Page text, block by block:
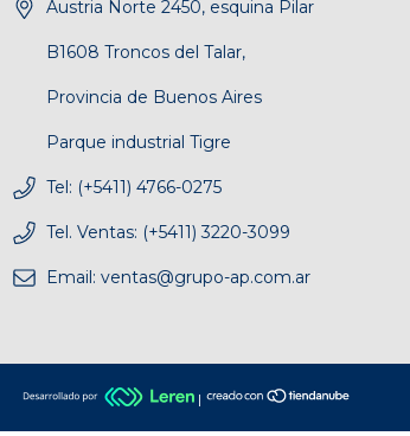
Austria Norte 2450, esquina Pilar
B1608 Troncos del Talar,
Provincia de Buenos Aires
Parque industrial Tigre
Tel: (+5411) 4766-0275
Tel. Ventas: (+5411) 3220-3099
Email: ventas@grupo-ap.com.ar
|